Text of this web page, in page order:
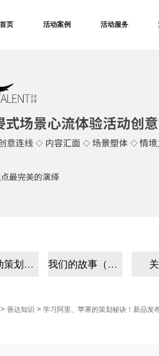
首页 活动案例 活动服务
年会活动策划公司 我们的故事（手机）
> 善达知识 > 学习阿里、苹果的策划秘诀！新品发